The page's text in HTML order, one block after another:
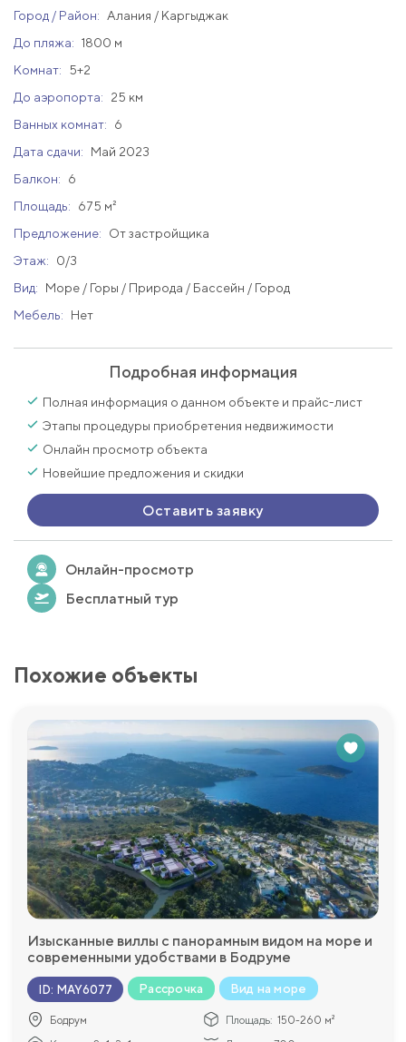
Город / Район:
Алания / Каргыджак
До пляжа: 1800 м
Комнат:
5+2
До аэропорта:
25 км
Ванных комнат:
6
Дата сдачи:
Май 2023
Балкон:
6
Площадь:
675 м²
Предложение:
От застройщика
Этаж:
0/3
Вид:
Море / Горы / Природа / Бассейн / Город
Мебель:
Нет
Подробная информация
Полная информация о данном объекте и прайс-лист
Этапы процедуры приобретения недвижимости
Онлайн просмотр объекта
Новейшие предложения и скидки
Оставить заявку
Онлайн-просмотр
Бесплатный тур
Похожие объекты
Изысканные виллы с панорамным видом на море и
современными удобствами в Бодруме
ID: MAY6077 Рассрочка Вид на море
Бодрум Площадь: 150-260 м²